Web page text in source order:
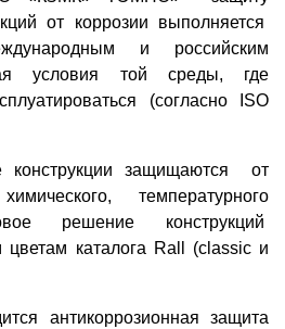
от коррозии выполняется
и российским
условия той среды, где
(согласно ISO
защищаются от
температурного
решение конструкций
цветам каталога Rall (сlassic и
антикоррозионная защита